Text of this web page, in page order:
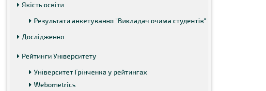
Якість освіти
Результати анкетування "Викладач очима студентів"
Дослідження
Рейтинги Університету
Університет Грінченка у рейтингах
Webometrics